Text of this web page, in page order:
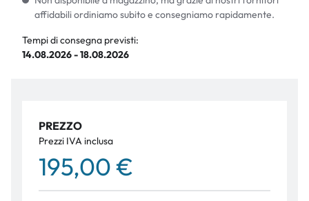
affidabili ordiniamo subito e consegniamo rapidamente.
Tempi di consegna previsti:
14.08.2026 - 18.08.2026
PREZZO
Prezzi IVA inclusa
195,00 €